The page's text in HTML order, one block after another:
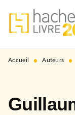
MENU
PIED DE PAGE
Accueil • Auteurs •